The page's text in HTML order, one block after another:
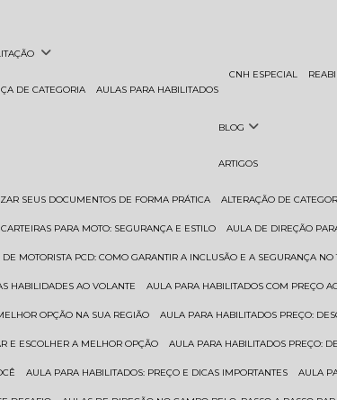
DE CATEGORIA AULAS PARA HABILITADOS
CNH ESPECIAL
BLOG
ARTIGOS
SEUS DOCUMENTOS DE FORMA PRÁTICA ALTERAÇÃO DE
CARTEIRAS PARA MOTO: SEGURANÇA E ESTILO AULA DE DIREÇÃO
DE MOTORISTA PCD: COMO GARANTIR A INCLUSÃO E A SEGURANÇA NO
HABILIDADES AO VOLANTE AULA PARA HABILITADOS COM PREÇO
OPÇÃO NA SUA REGIÃO AULA PARA HABILITADOS PREÇO:
E ESCOLHER A MELHOR OPÇÃO AULA PARA HABILITADOS PREÇO:
AULA PARA HABILITADOS: PREÇO E DICAS IMPORTANTES AULA